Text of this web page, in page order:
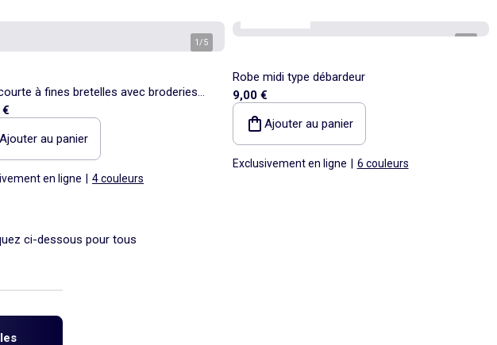
1/5
à fines bretelles avec broderies
Ajouter au panier
en ligne 4 couleurs
Robe midi type débardeur
9,00 €
Ajouter au panier
Exclusivement en ligne 6 couleurs
ci-dessous pour tous